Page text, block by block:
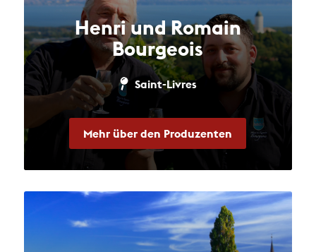
Henri und Romain
Bourgeois
Saint-Livres
Mehr über den Produzenten